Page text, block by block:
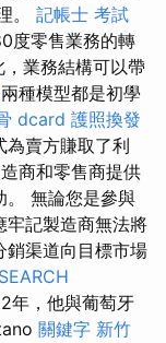
。 記帳士 考試
度零售業務的轉
，業務結構可以帶
兩種模型都是初學
dcard 護照換發
為賣方賺取了利
商和零售商提供
。 無論您是參與
牢記製造商無法將
銷渠道向目標市場
年，他與葡萄牙
關鍵字 新竹